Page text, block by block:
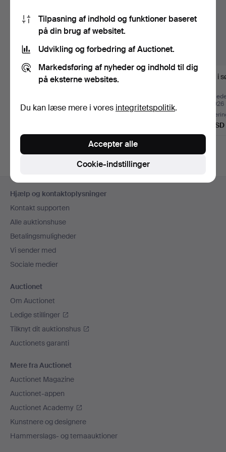
Karaffel i glas og tin.
aug 2026
Ugle og påfugl i
aug 2026
Ring i
jul 2026
81 USD
Sidefodsnavigation
Hjælp og kontaktoplysninger
Kontakt supporten
Alle auktionshuse
Betalingsmuligheder
Vi sender med
Sociale medier
Auctionet
Om Auctionet
Ledige stillinger
Tilknyt dit auktionshus
Auctionets garanti
Mere fra Auctionet
Auctionet Magazine
Auctionet-appen
Auctionet Academy
Kunstnere og designere
Hammerslags- og temaauktioner
Tilpasning af indhold og funktioner baseret
på din brug af websitet.
Udvikling og forbedring af Auctionet.
Markedsføring af nyheder og indhold til dig
på eksterne websites.
Du kan læse mere i vores integritetspolitik.
Cookie-indstillinger
Accepter alle